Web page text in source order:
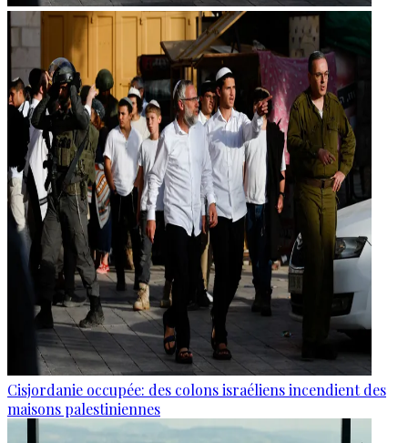
Cisjordanie occupée: des colons israéliens incendient des
maisons palestiniennes